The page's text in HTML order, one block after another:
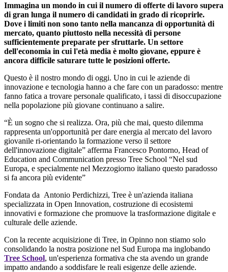
Immagina un mondo in cui il numero di offerte di lavoro supera
di gran lunga il numero di candidati in grado di ricoprirle.
Dove i limiti non sono tanto nella mancanza di opportunità di
mercato, quanto piuttosto nella necessità di persone
sufficientemente preparate per sfruttarle. Un settore
dell'economia in cui l'età media è molto giovane, eppure è
ancora difficile saturare tutte le posizioni offerte.
Questo è il nostro mondo di oggi. Uno in cui le aziende di
innovazione e tecnologia hanno a che fare con un paradosso: mentre
fanno fatica a trovare personale qualificato, i tassi di disoccupazione
nella popolazione più giovane continuano a salire.
“È un sogno che si realizza. Ora, più che mai, questo dilemma
rappresenta un'opportunità per dare energia al mercato del lavoro
giovanile ri-orientando la formazione verso il settore
dell'innovazione digitale” afferma Francesco Pontorno, Head of
Education and Communication presso Tree School “Nel sud
Europa, e specialmente nel Mezzogiorno italiano questo paradosso
si fa ancora più evidente”
Fondata da Antonio Perdichizzi, Tree è un'azienda italiana
specializzata in Open Innovation, costruzione di ecosistemi
innovativi e formazione che promuove la trasformazione digitale e
culturale delle aziende.
Con la recente acquisizione di Tree, in Opinno non stiamo solo
consolidando la nostra posizione nel Sud Europa ma inglobando
Tree School, un'esperienza formativa che sta avendo un grande
impatto andando a soddisfare le reali esigenze delle aziende.